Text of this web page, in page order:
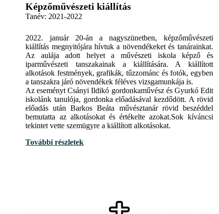
Képzőművészeti kiállítás
Tanév: 2021-2022
2022. január 20-án a nagyszünetben, képzőművészeti
kiállítás megnyitójára hívtuk a növendékeket és tanárainkat.
Az aulája adott helyet a művészeti iskola képző és
iparművészeti tanszakainak a kiállítására. A kiállított
alkotások festmények, grafikák, tűzzománc és fotók, egyben
a tanszakra járó növendékek féléves vizsgamunkája is.
Az eseményt Csányi Ildikó gordonkaművész és Gyurkó Edit
iskolánk tanulója, gordonka előadásával kezdődött. A rövid
előadás után Barkos Beáta művésztanár rövid beszéddel
bemutatta az alkotásokat és értékelte azokat.Sok kíváncsi
tekintet vette szemügyre a kiállított alkotásokat.
További részletek